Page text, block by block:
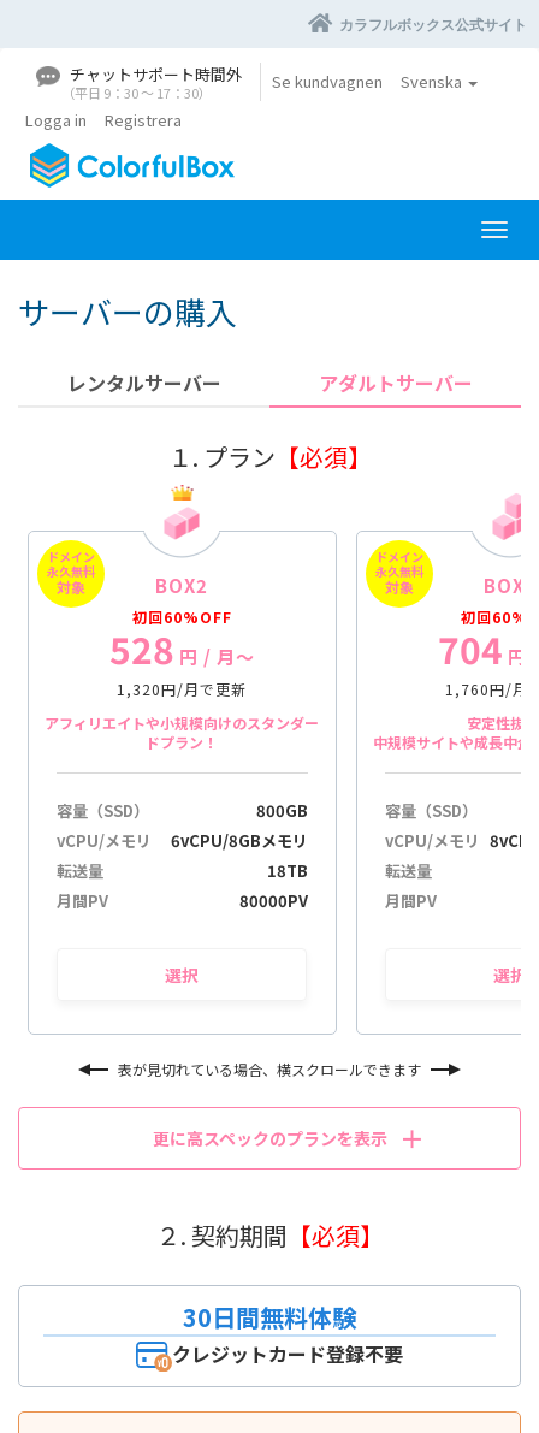
カラフルボックス公式サイト
チャットサポート時間外
（平日 9：30 〜 17：30）
Se kundvagnen
Svenska
Logga in
Registrera
V
ä
v
r
i
n
g
サーバーの購入
レンタルサーバー アダルトサーバー
１. プラン 【必須】
ドメイン
永久無料
対象 BOX2
初回60%OFF
528 円 / 月〜
1,320円/月で更新
アフィリエイトや小規模向けのスタンダー
ドプラン！
容量（SSD）
800GB
vCPU/メモリ
6vCPU/8GBメモリ
転送量
18TB
月間PV
80000PV
選択
ドメイン
永久無料
対象 BOX3
初回
704 円
1,760円/月
安定性抜
中規模サイトや成長中企
容量（SSD）
vCPU/メモリ
転送量
月間PV
選択
表が見切れている場合、横スクロールできます
更に高スペックのプランを表示
２. 契約期間 【必須】
30日間無料体験
クレジットカード登録不要